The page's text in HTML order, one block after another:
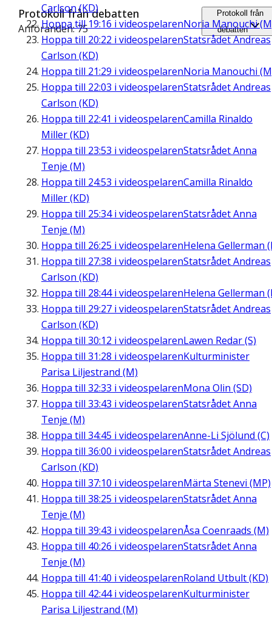
Carlson (KD)
Hoppa till19:16 i videospelarenNoria Manouchi
Hoppa till 20:22 i videospelarenStatsrådet Andreas
Carlson (KD)
Hoppa till 21:29 i videospelarenNoria Manouchi
Hoppa till 22:03 i videospelarenStatsrådet Andreas
Carlson (KD)
Hoppa till 22:41 i videospelarenCamilla Rinaldo
Miller (KD)
Hoppa till 23:53 i videospelarenStatsrådet Anna
Tenje (M)
Hoppa till 24:53 i videospelarenCamilla Rinaldo
Miller (KD)
Hoppa till 25:34i videospelarenStatsrådet Anna
Tenje (M)
Hoppa till 26:25 i videospelarenHelena Gellerman
Hoppa till 27:38 i videospelarenStatsrådet Andreas
Carlson (KD)
Hoppa till 28:44i videospelarenHelena Gellerman
Hoppa till 29:27 i videospelarenStatsrådet Andreas
Carlson (KD)
Hoppa till 30:12 i videospelarenLawen Redar (S)
Hoppa till 31:28 i videospelarenKulturminister
Parisa Liljestrand (M)
Hoppa till 32:33 i videospelarenMona Olin (SD)
Hoppa till 33:43 i videospelarenStatsrådet Anna
Tenje (M)
Hoppa till 34:45 i videospelarenAnne-Li Sjölund (C)
Hoppa till 36:00 i videospelarenStatsrådet Andreas
Carlson (KD)
Hoppa till 37:10 i videospelarenMärta Stenevi (MP)
Hoppa till 38:25 i videospelarenStatsrådet Anna
Tenje (M)
Hoppa till 39:43 i videospelarenÅsa Coenraads (M)
Hoppa till 40:26 i videospelarenStatsrådet Anna
Tenje (M)
Hoppa till 41:40 i videospelarenRoland Utbult (KD)
Hoppa till 42:44i videospelarenKulturminister
Parisa Liljestrand (M)
Protokoll från debatten
Anföranden: 75
Protokoll från
debatten